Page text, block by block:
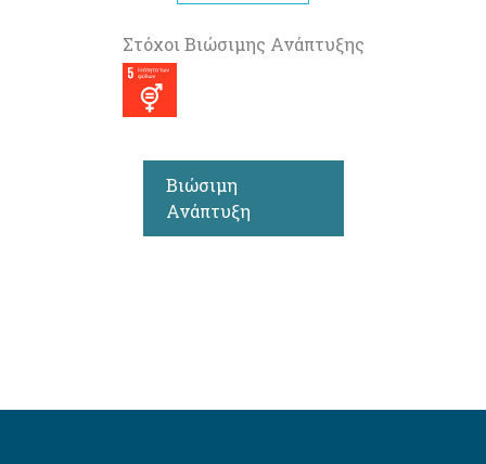
Στόχοι Βιώσιμης Ανάπτυξης
Βιώσιμη
Ανάπτυξη